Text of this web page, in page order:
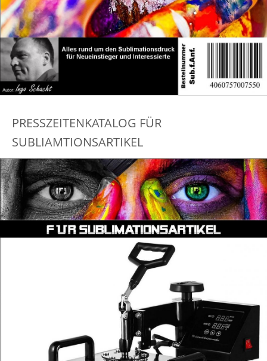
PRESSZEITENKATALOG FÜR
SUBLIAMTIONSARTIKEL